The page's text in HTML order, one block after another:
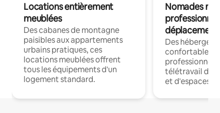
Locations entièrement
meublées
Des cabanes de montagne
paisibles aux appartements
urbains pratiques, ces
locations meublées offrent
tous les équipements d'un
logement standard.
Nomades
déplacement
Des
confortables
professionnels
télétravail
et d'espaces